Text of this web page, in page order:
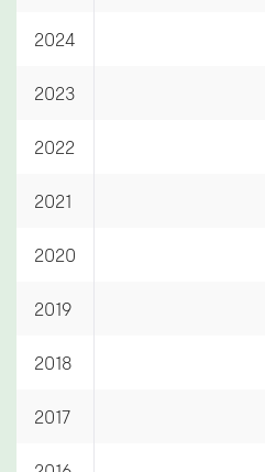
2024
2023
2022
2021
2020
2019
2018
2017